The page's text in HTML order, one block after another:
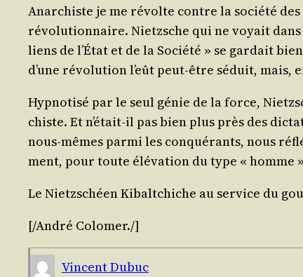
Anar­chiste je me révolte contre la socié­té
révo­lu­tion­naire. Nietzsche qui ne voyait
liens de l’État et de la Socié­té » se gar­dait
d’une révo­lu­tion l’eût peut-être séduit,
Hyp­no­ti­sé par le seul génie de la force,
chiste. Et n’était-il pas bien plus près des
nous-mêmes par­mi les conqué­rants, nous
ment, pour toute élé­va­tion du type « homme
Le Nietz­schéen Kibalt­chiche au ser­vice du
[/​André Colo­mer./​]
Vincent Dubuc